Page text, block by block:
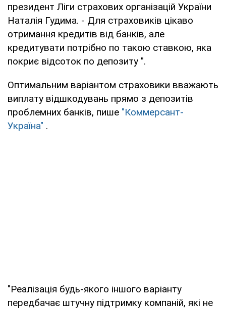
президент Ліги страхових організацій України
Наталія Гудима. - Для страховиків цікаво
отримання кредитів від банків, але
кредитувати потрібно по такою ставкою, яка
покриє відсоток по депозиту ".
Оптимальним варіантом страховики вважають
виплату відшкодувань прямо з депозитів
проблемних банків, пише "Коммерсант-
Україна" .
"Реалізація будь-якого іншого варіанту
передбачає штучну підтримку компаній, які не